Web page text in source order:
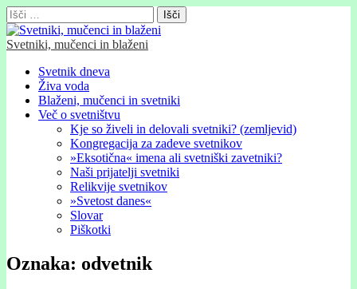
Išči:
Svetniki, mučenci in blaženi
Glavni
meni
Skip
content
Svetnik dneva
Živa voda
Blaženi, mučenci in svetniki
Več o svetništvu
Kje so živeli in delovali svetniki? (zemljevid)
Kongregacija za zadeve svetnikov
»Eksotična« imena ali svetniški zavetniki?
Naši prijatelji svetniki
Relikvije svetnikov
»Svetost danes«
Slovar
Piškotki
Oznaka: odvetnik